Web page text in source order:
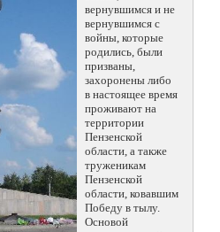
вернувшимся и не
вернувшимся с
войны, которые
родились, были
призваны,
захоронены либо
в настоящее время
проживают на
территории
Пензенской
области, а также
труженикам
Пензенской
области, ковавшим
Победу в тылу.
Основой